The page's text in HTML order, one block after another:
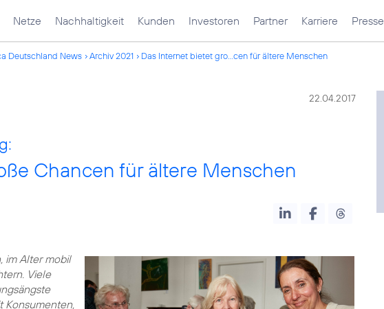
Netze Nachhaltigkeit Kunden Investoren Partner Karriere Presse
Deutschland News Archiv 2021 Das Internet bietet gro...cen für ältere Menschen
22.04.2017
Chancen für ältere Menschen
im Alter mobil
Viele
Konsumenten,